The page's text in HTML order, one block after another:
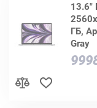
13.6"
ГБ,
Gray